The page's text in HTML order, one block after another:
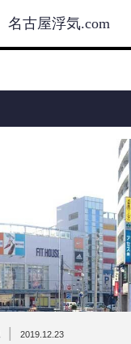
名古屋浮気.com
| 2019.12.23